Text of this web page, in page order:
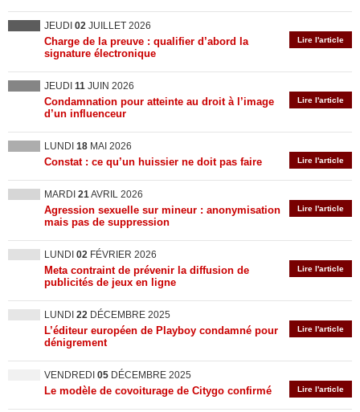
JEUDI 02 JUILLET 2026
Lire l'article
Charge de la preuve : qualifier d’abord la
signature électronique
JEUDI 11 JUIN 2026
Lire l'article
Condamnation pour atteinte au droit à l’image
d’un influenceur
LUNDI 18 MAI 2026
Lire l'article
Constat : ce qu’un huissier ne doit pas faire
MARDI 21AVRIL 2026
Lire l'article
Agression sexuelle sur mineur : anonymisation
mais pas de suppression
LUNDI 02 FÉVRIER 2026
Lire l'article
Meta contraint de prévenir la diffusion de
publicités de jeux en ligne
LUNDI 22 DÉCEMBRE 2025
Lire l'article
L’éditeur européen de Playboy condamné pour
dénigrement
VENDREDI 05 DÉCEMBRE 2025
Lire l'article
Le modèle de covoiturage de Citygo confirmé